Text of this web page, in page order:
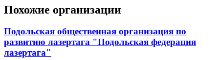
Похожие организации
Подольская общественная организация по
развитию лазертага "Подольская федерация
лазертага"